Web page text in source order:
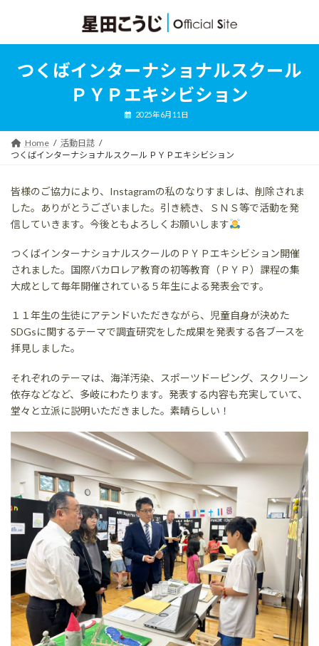
ン
ー
つくばインターナショナルスクール
ＰＹＰエキシビション
2025年6月11日
Home
活動日誌
つくばインターナショナルスクール ＰＹＰエキシビション
皆様のご協力により、Instagramの私のなりすましは、削除されま
した。ありがとうございました。引き続き、ＳＮＳ等で活動を発
信していきます。今後ともよろしくお願いします
つくばインターナショナルスクールのＰＹＰエキシビション開催
されました。国際バカロレア教育の初等教育（ＰＹＰ）課程の集
大成として毎年開催されている５年生による発表会です。
１１年生の生徒にアテンドいただきながら、児童自身が決めた
SDGsに関するテーマで調査研究をした成果を発表する各ブースを
拝見しました。
それぞれのテーマは、海洋汚染、スポーツドーピング、スクリーン
依存などなど、多岐にわたります。発表する内容も充実していて、
堂々と立派に説明いただきました。素晴らしい！